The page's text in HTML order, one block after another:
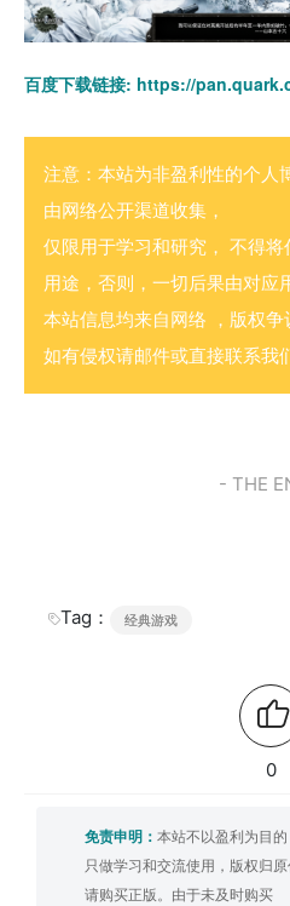
百度下载链接: https://
注意：本站为非盈利性的个人
由网络公开渠道收集，
仅限用于学习和研究， 不得
用途，否则，一切后果由对应
本站信息均来自网络 ，版权争
如有侵权请邮件或直接联系我
- THE
Tag： 经典游戏
0
免责申明： 本站不以盈利为目
只做学习和交流使用，版权归
请购买正版。由于未及时购买